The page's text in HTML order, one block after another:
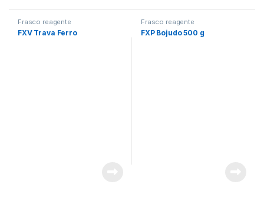
Frasco reagente
FXV Trava Ferro
Frasco reagente
FXP Bojudo 500 g